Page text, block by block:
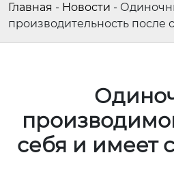
Главная - Новости -
производительность после
себя и имеет